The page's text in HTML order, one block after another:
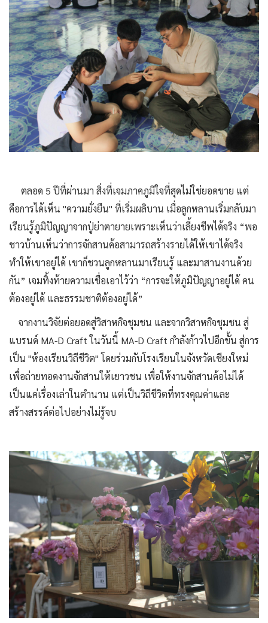
ตลอด 5 ปีที่ผ่านมา สิ่งที่เจมภาคภูมิใจที่สุดไม่ใช่ยอดขาย แต่
คือการได้เห็น "ความยั่งยืน" ที่เริ่มผลิบาน เมื่อลูกหลานเริ่มกลับมา
เรียนรู้ภูมิปัญญาจากปู่ย่าตายายเพราะเห็นว่าเลี้ยงชีพได้จริง “พอ
ชาวบ้านเห็นว่าการจักสานค้อสามารถสร้างรายได้ให้เขาได้จริง
ทำให้เขาอยู่ได้ เขาก็ชวนลูกหลานมาเรียนรู้ และมาสานงานด้วย
กัน” เจมทิ้งท้ายความเชื่อเอาไว้ว่า “การจะให้ภูมิปัญญาอยู่ได้ คน
ต้องอยู่ได้ และธรรมชาติต้องอยู่ได้”
จากงานวิจัยต่อยอดสู่วิสาหกิจชุมชน และจากวิสาหกิจชุมชน สู่
แบรนด์ MA-D Craft ในวันนี้ MA-D Craft กำลังก้าวไปอีกขั้น สู่การ
เป็น "ห้องเรียนวิถีชีวิต" โดยร่วมกับโรงเรียนในจังหวัดเชียงใหม่
เพื่อถ่ายทอดงานจักสานให้เยาวชน เพื่อให้งานจักสานค้อไม่ได้
เป็นแค่เรื่องเล่าในตำนาน แต่เป็นวิถีชีวิตที่ทรงคุณค่าและ
สร้างสรรค์ต่อไปอย่างไม่รู้จบ